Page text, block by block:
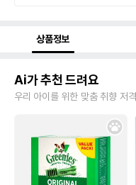
상품정보
Ai가 추천 드려요
우리 아이를 위한 맞춤 취향 저